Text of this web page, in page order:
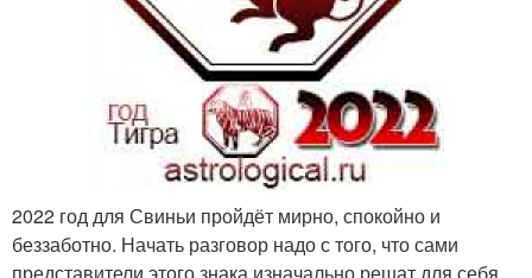
2022 год для Свиньи пройдёт мирно, спокойно и
беззаботно. Начать разговор надо с того, что сами
представители этого знака изначально решат для себя,